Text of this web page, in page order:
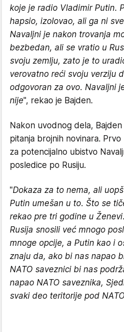
koje je radio Vladimir Putin.
hapsio, izolovao, ali ga ni
Navaljni je nakon trovanja
bezbedan, ali se vratio u
svoju zemlju, zato je to
verovatno reći svoju verziju
odgovoran za ovo. Navaljni
nije", rekao je Bajden.
Nakon uvodnog dela,
pitanja brojnih novinara.
za potencijalno ubistvo
posledice po Rusiju.
"Dokaza za to nema, ali
Putin umešan u to. Što se
rekao pre tri godine u
Rusija snosili već mnogo
mnoge opcije, a Putin kao i
znaju da, ako bi nas napao
NATO saveznici bi nas
napao NATO saveznika,
svaki deo teritorije pod